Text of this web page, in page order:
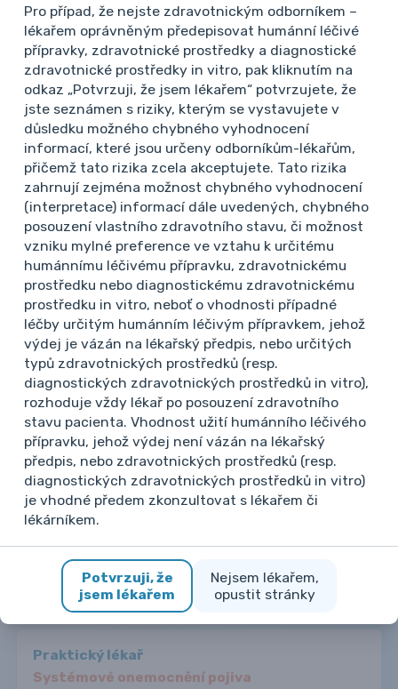
pacientku objednat na vyšetření do
Revmatologického ústavu
(www.revma.cz/kartoteka/). V případech, kdy
je důvodné podezření na zánětlivé revmatické
onemocnění a je třeba zajistit dřívější termín
vyšetření je vhodné, když objednání provede
lékař.
Pokud by se u nemocné objevily příznaky budící
podezření na obrovskobuněčnou arteritidu,
která může revmatickou polymyalgii provázet
(např. bolestivé zduření temporální arterie,
bolesti hlavy, klaudikace při žvýkání, poruchy
vizu), pak je nutné zajistit bezodkladné
vyšetření a nasazení glukokortikoidů.
MUDr. Heřman Mann, Ph.D.
23. 5. 2023 12:36
Další případy
Praktický lékař
Systémové onemocnění pojiva
Pro případ, že nejste zdravotnickým odborníkem –
lékařem oprávněným předepisovat humánní léčivé
přípravky, zdravotnické prostředky a diagnostické
zdravotnické prostředky in vitro, pak kliknutím na
odkaz „Potvrzuji, že jsem lékařem“ potvrzujete, že
jste seznámen s riziky, kterým se vystavujete v
důsledku možného chybného vyhodnocení
informací, které jsou určeny odborníkům-lékařům,
přičemž tato rizika zcela akceptujete. Tato rizika
zahrnují zejména možnost chybného vyhodnocení
(interpretace) informací dále uvedených, chybného
posouzení vlastního zdravotního stavu, či možnost
vzniku mylné preference ve vztahu k určitému
humánnímu léčivému přípravku, zdravotnickému
prostředku nebo diagnostickému zdravotnickému
prostředku in vitro, neboť o vhodnosti případné
léčby určitým humánním léčivým přípravkem, jehož
výdej je vázán na lékařský předpis, nebo určitých
typů zdravotnických prostředků (resp.
diagnostických zdravotnických prostředků in vitro),
rozhoduje vždy lékař po posouzení zdravotního
stavu pacienta. Vhodnost užití humánního léčivého
přípravku, jehož výdej není vázán na lékařský
předpis, nebo zdravotnických prostředků (resp.
diagnostických zdravotnických prostředků in vitro)
je vhodné předem zkonzultovat s lékařem či
lékárníkem.
Potvrzuji, že
jsem lékařem
Nejsem lékařem,
opustit stránky